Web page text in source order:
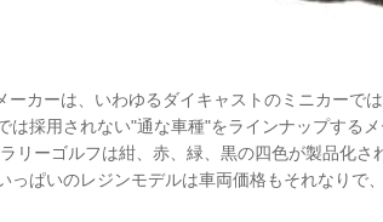
ーカーは、いわゆるダイキャストのミニカーで
は採用されない"通な車種"をラインナップする
リーゴルフは紺、赤、緑、黒の四色が製品化
っぱいのレジンモデルは車両価格もそれなりで